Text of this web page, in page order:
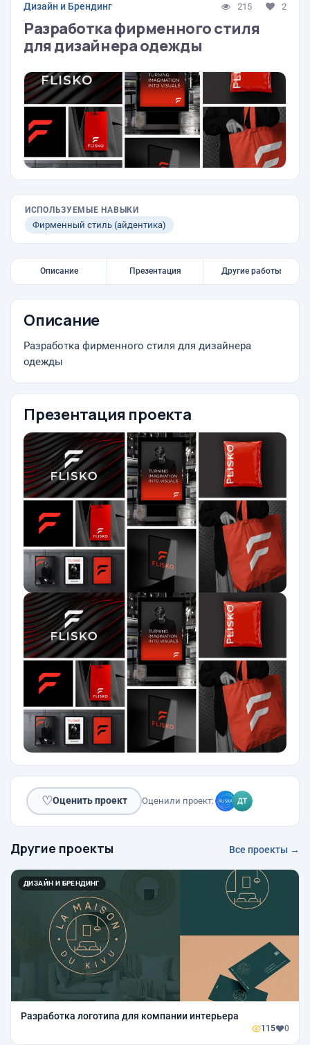
Дизайн и Брендинг 215 2
Разработка фирменного стиля
для дизайнера одежды
ИСПОЛЬЗУЕМЫЕ НАВЫКИ
Фирменный стиль (айдентика)
Описание Презентация Другие работы
Описание
Разработка фирменного стиля для дизайнера
одежды
Презентация проекта
♡Оценить проект Оценили проект:
Другие проекты Все проекты →
ДИЗАЙН И БРЕНДИНГ
Разработка логотипа для компании интерьера
115 0